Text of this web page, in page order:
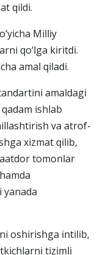
qildi.
Milliy
qo‘lga kiritdi.
amal qiladi.
amaldagi
ishlab
va atrof-
xizmat qilib,
tomonlar
oshirishga intilib,
tizimli